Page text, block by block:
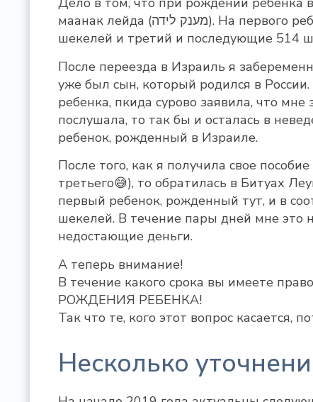
маанак лейда (מענק לידה). На первого ребенка в районе 1700 шекелей, на второго около 790
шекелей и третий и последующие 514
После переезда в Израиль я
уже был сын, который родился в
ребенка, пкида сурово заявила, что
послушала, то так бы и осталась в
ребенок, рожденный в Израиле.
После того, как я получила свое
третьего😅), то обратилась в Битуах
первый ребенок, рожденный тут, и в
шекелей. В течение пары дней мне это
недостающие деньги.
А теперь внимание!
В течение какого срока вы имеете
РОЖДЕНИЯ РЕБЕНКА!
Так что те, кого этот вопрос касается,
Несколько